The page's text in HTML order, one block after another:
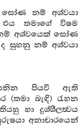
සෝණ නම් අශ්වයා
තමාගේ විෂම
අශ්වයෙක් සෝණ
සුහනු නම් අශ්වයා
පනින පියවි ඇති
(තමා බැඳි) රැහන
හා දුශ්ශීලත්‍වය
අනාචාරයෙන්